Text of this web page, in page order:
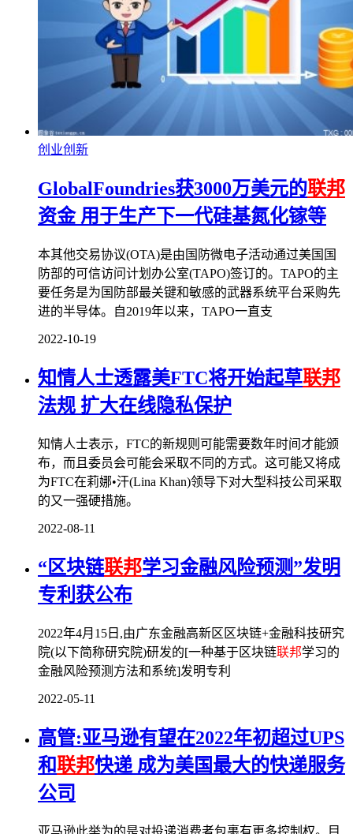
创业创新
GlobalFoundries获3000万美元的联邦
资金 用于生产下一代硅基氮化镓等
本其他交易协议(OTA)是由国防微电子活动通过美国国
防部的可信访问计划办公室(TAPO)签订的。TAPO的主
要任务是为国防部最关键和敏感的武器系统平台采购先
进的半导体。自2019年以来，TAPO一直支
2022-10-19
知情人士透露美FTC将开始起草联邦
法规 扩大在线隐私保护
知情人士表示，FTC的新规则可能需要数年时间才能颁
布，而且委员会可能会采取不同的方式。这可能又将成
为FTC在莉娜•汗(Lina Khan)领导下对大型科技公司采取
的又一强硬措施。
2022-08-11
“区块链联邦学习金融风险预测”发明
专利获公布
2022年4月15日,由广东金融高新区区块链+金融科技研究
院(以下简称研究院)研发的[一种基于区块链联邦学习的
金融风险预测方法和系统]发明专利
2022-05-11
高管:亚马逊有望在2022年初超过UPS
和联邦快递 成为美国最大的快递服务
公司
亚马逊此举为的是对投递消费者包裹有更多控制权。目